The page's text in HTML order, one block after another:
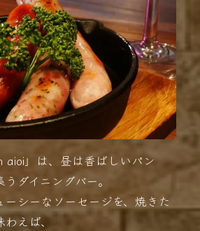
aioi」は、昼は香ばしいパン
ダイニングバー。
ーシーなソーセージを、焼きた
わえば、